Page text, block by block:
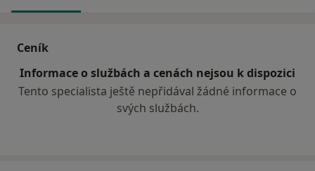
Ceník
Informace o službách a cenách nejsou k dispozici
Tento specialista ještě nepřidával žádné informace o
svých službách.